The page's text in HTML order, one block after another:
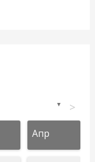
▼ >
Апр